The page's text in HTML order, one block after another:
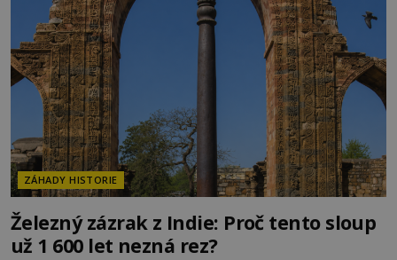
o skutečné historické události. Ve středověké
Evropě mají relikvie mimořádnou hodnotu. Nejsou
jen předmětem úcty
ZÁHADY HISTORIE
Železný zázrak z Indie: Proč tento sloup
už 1 600 let nezná rez?